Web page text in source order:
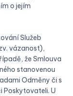
o jejím
Služeb
vázanost),
že Smlouva
stanovenou
Odměny či s
Poskytovateli. U